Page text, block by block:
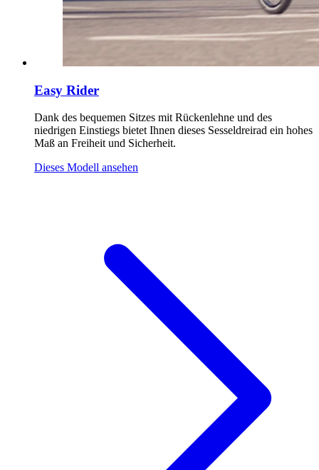
Easy Rider
Dank des bequemen Sitzes mit Rückenlehne und des
niedrigen Einstiegs bietet Ihnen dieses Sesseldreirad ein hohes
Maß an Freiheit und Sicherheit.
Dieses Modell ansehen